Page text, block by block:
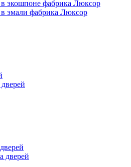
экошпоне фабрика Люксор
эмали фабрика Люксор
дверей